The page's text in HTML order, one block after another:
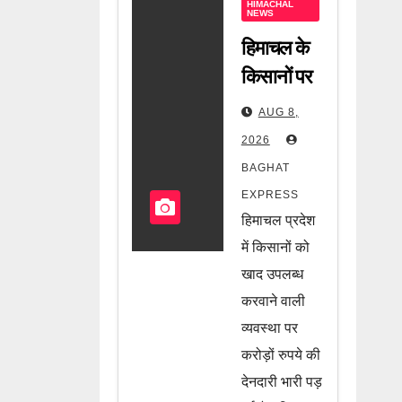
HIMACHAL
NEWS
हिमाचल के
किसानों पर
बढ़ा बड़ा
संकट!
करोड़ों की
देनदारी के
चलते खाद
की सप्लाई
बंद, जानें पूरी
खबर
AUG 8,
2026
BAGHAT
EXPRESS
हिमाचल प्रदेश
में किसानों को
खाद उपलब्ध
करवाने वाली
व्यवस्था पर
करोड़ों रुपये की
देनदारी भारी पड़